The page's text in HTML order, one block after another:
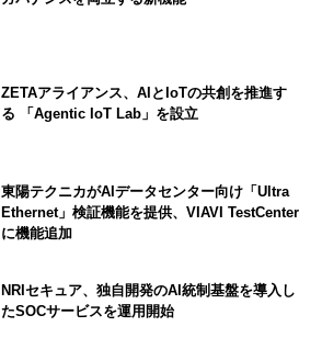
ZETAアライアンス、AIとIoTの共創を推進す
る 「Agentic IoT Lab」を設立
東陽テクニカがAIデータセンター向け「Ultra
Ethernet」検証機能を提供、VIAVI TestCenter
に機能追加
NRIセキュア、独自開発のAI統制基盤を導入し
たSOCサービスを運用開始